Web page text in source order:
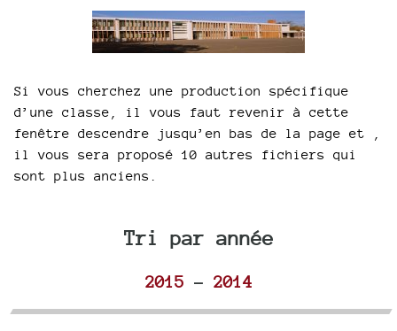
Si vous cherchez une production spécifique
d’une classe, il vous faut revenir à cette
fenêtre descendre jusqu’en bas de la page et ,
il vous sera proposé 10 autres fichiers qui
sont plus anciens.
Tri par année
2015 - 2014